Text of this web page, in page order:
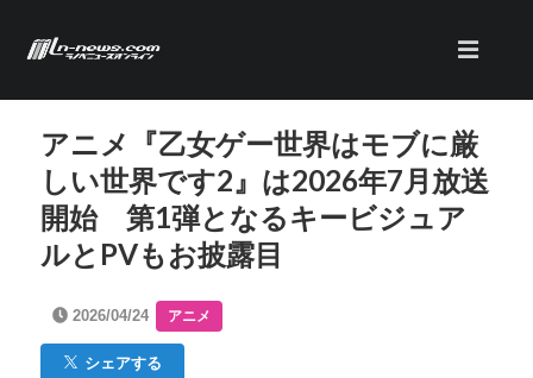
アニメ『乙女ゲー世界はモブに厳
しい世界です2』は2026年7月放送
開始 第1弾となるキービジュア
ルとPVもお披露目
2026/04/24 アニメ
シェアする